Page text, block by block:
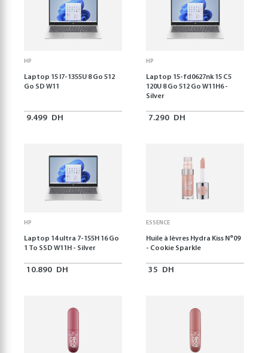
HP
Laptop 15 I7-1355U 8 Go 512
Go SD W11
9.499 DH
HP
Laptop 15-fd0627nk 15 C5
120U 8 Go 512 Go W11H6 -
Silver
7.290 DH
HP
Laptop 14 ultra 7-155H 16 Go
1 To SSD W11H - Silver
10.890 DH
ESSENCE
Huile à lèvres Hydra Kiss N°09
- Cookie Sparkle
35 DH